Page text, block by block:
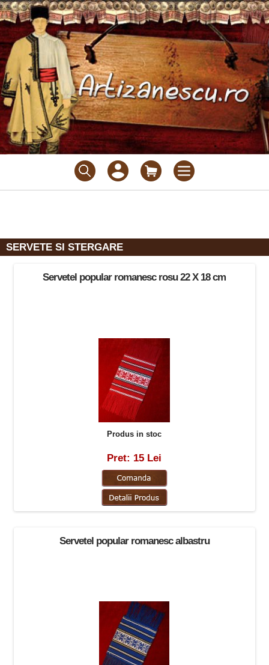
SERVETE SI STERGARE
Servetel popular romanesc rosu 22 X 18 cm
Produs in stoc
Pret: 15 Lei
Servetel popular romanesc albastru